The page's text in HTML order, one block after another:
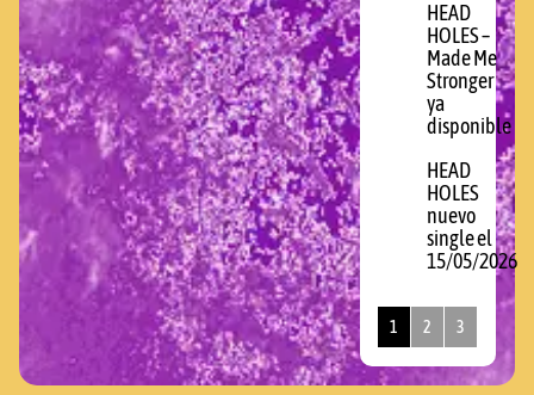
HEAD
HOLES –
Made Me
Stronger
ya
disponible
HEAD
HOLES
nuevo
single el
15/05/2026
1 2 3